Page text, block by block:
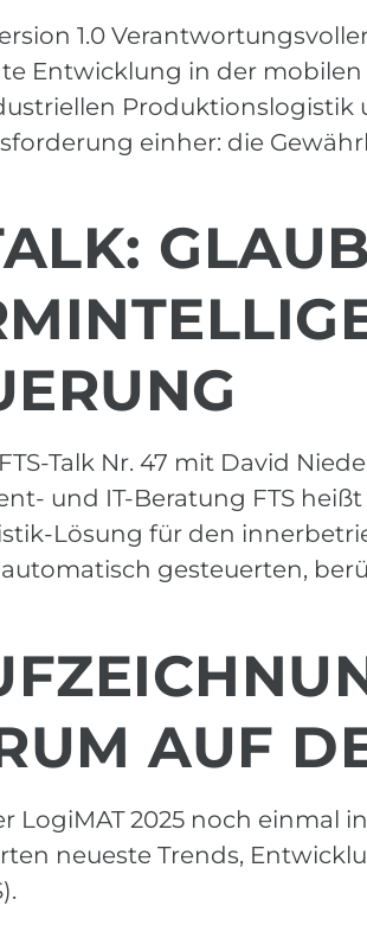
1.0
Entwicklung in der
einher: die
FTS-Talk Nr. 47 mit David
und IT-Beratung FTS
Lösung für den
gesteuerten,
AUF
LogiMAT 2025 noch
neueste Trends,